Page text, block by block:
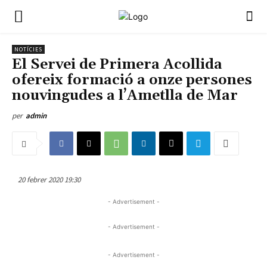
NOTÍCIES
El Servei de Primera Acollida
ofereix formació a onze persones
nouvingudes a l’Ametlla de Mar
per admin
20 febrer 2020 19:30
- Advertisement -
- Advertisement -
- Advertisement -